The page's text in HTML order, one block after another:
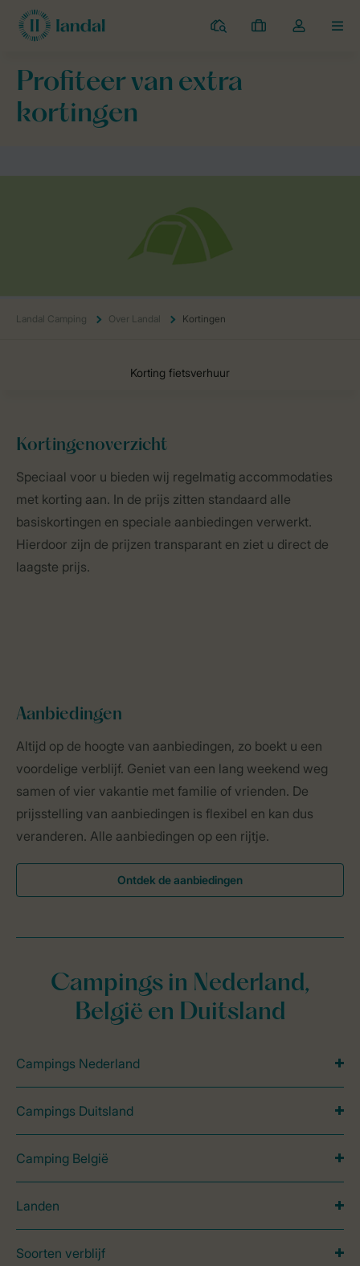
Campings
Mijn
Open
Profiteer van extra
kortingen
Landal Camping Over Landal Kortingen
Landal Camping Over Landal
Kortingenoverzicht
Speciaal voor u bieden wij regelmatig accommodaties
met korting aan. In de prijs zitten standaard alle
basiskortingen en speciale aanbiedingen verwerkt.
Hierdoor zijn de prijzen transparant en ziet u direct de
laagste prijs.
Aanbiedingen
Altijd op de hoogte van aanbiedingen, zo boekt u een
voordelige verblijf. Geniet van een lang weekend weg
samen of vier vakantie met familie of vrienden. De
prijsstelling van aanbiedingen is flexibel en kan dus
veranderen. Alle aanbiedingen op een rijtje.
Ontdek de aanbiedingen
Campings in Nederland,
België en Duitsland
Campings Nederland
Campings Duitsland
Camping België
Landen
Soorten verblijf